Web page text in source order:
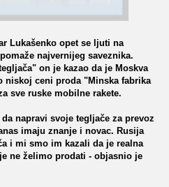
Lukašenko opet se ljuti na
najvernijeg saveznika.
on je kazao da je Moskva
niskoj ceni proda "Minska fabrika
sve ruske mobilne rakete.
napravi svoje tegljače za prevoz
imaju znanje i novac. Rusija
i mi smo im kazali da je realna
ne želimo prodati - objasnio je